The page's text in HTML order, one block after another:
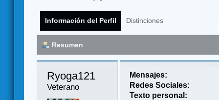
Información del Perfil Distinciones
Resumen
Ryoga121
Veterano
Mensajes:
Redes Sociales:
Texto personal: